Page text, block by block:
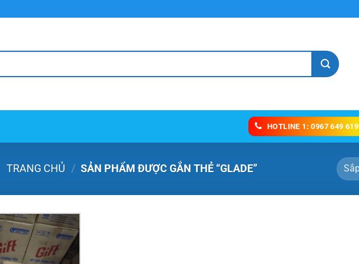
HOTLINE 1: 0967 649 619
TRANG CHỦ / SẢN PHẨM ĐƯỢC GẮN THẺ “GLADE”